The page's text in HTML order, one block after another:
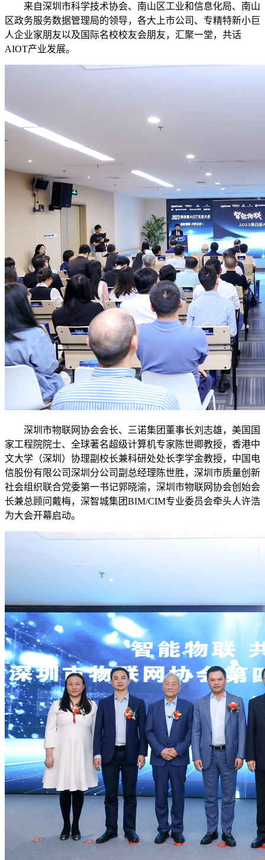
来自深圳市科学技术协会、南山区工业和信息化局、南山
区政务服务数据管理局的领导，各大上市公司、专精特新小巨
人企业家朋友以及国际名校校友会朋友，汇聚一堂，共话
AIOT产业发展。
深圳市物联网协会会长、三诺集团董事长刘志雄，美国国
家工程院院士、全球著名超级计算机专家陈世卿教授，香港中
文大学（深圳）协理副校长兼科研处处长李学金教授，中国电
信股份有限公司深圳分公司副总经理陈世胜，深圳市质量创新
社会组织联合党委第一书记郭晓渝，深圳市物联网协会创始会
长兼总顾问戴梅，深智城集团BIM/CIM专业委员会牵头人许浩
为大会开幕启动。